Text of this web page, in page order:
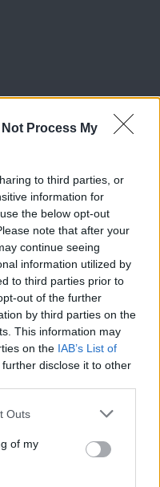
Not Process My
to third parties, or
information for
the below opt-out
note that after your
continue seeing
information utilized by
to third parties prior to
out of the further
by third parties on the
This information may
on the IAB’s List of
disclose it to other
one or more Google
You may click to
its third-party tags to
in below Google
Outs
of my